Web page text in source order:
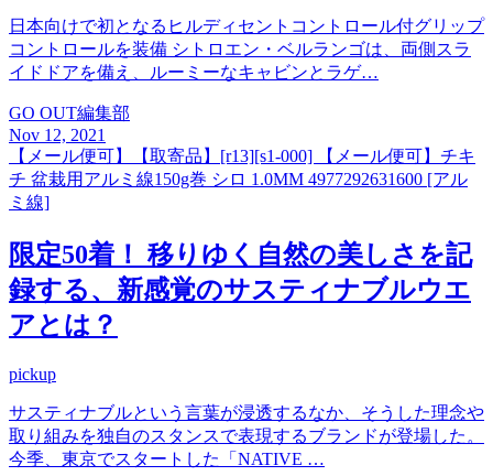
日本向けで初となるヒルディセントコントロール付グリップ
コントロールを装備 シトロエン・ベルランゴは、両側スラ
イドドアを備え、ルーミーなキャビンとラゲ…
GO OUT編集部
Nov 12, 2021
【メール便可】【取寄品】[r13][s1-000] 【メール便可】チキ
チ 盆栽用アルミ線150g巻 シロ 1.0MM 4977292631600 [アル
ミ線]
限定50着！ 移りゆく自然の美しさを記
録する、新感覚のサスティナブルウエ
アとは？
pickup
サスティナブルという言葉が浸透するなか、そうした理念や
取り組みを独自のスタンスで表現するブランドが登場した。
今季、東京でスタートした「NATIVE …